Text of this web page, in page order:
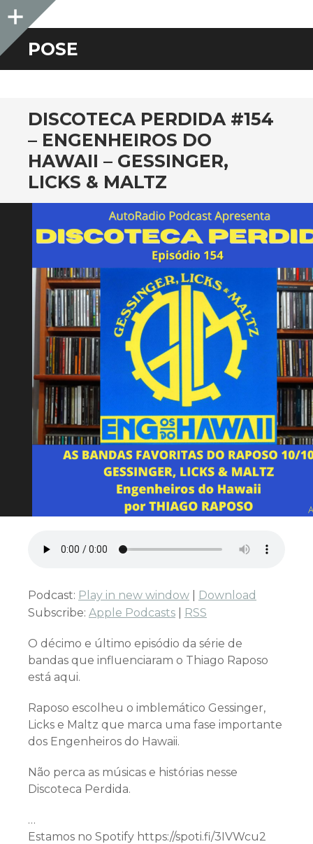
Sidebar
POSE
DISCOTECA PERDIDA #154
– ENGENHEIROS DO
HAWAII – GESSINGER,
LICKS & MALTZ
Podcast: Play in new window
Download
Subscribe: Apple Podcasts RSS
O décimo e último episódio da série de
bandas que influenciaram o Thiago Raposo
está aqui.
Raposo escolheu o imblemático Gessinger,
Licks e Maltz que marca uma fase importante
dos Engenheiros do Hawaii.
Não perca as músicas e histórias nesse
Discoteca Perdida.
…
Estamos no Spotify https://spoti.fi/3IVWcu2